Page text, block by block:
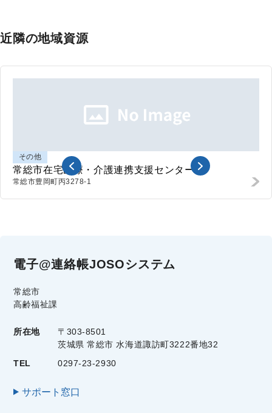
近隣の地域資源
その他
常総市在宅医療・介護連携支援センター
常総市豊岡町丙3278-1
電子@連絡帳JOSOシステム
常総市
高齢福祉課
所在地
〒303-8501
茨城県 常総市 水海道諏訪町3222番地32
TEL
0297-23-2930
サポート窓口